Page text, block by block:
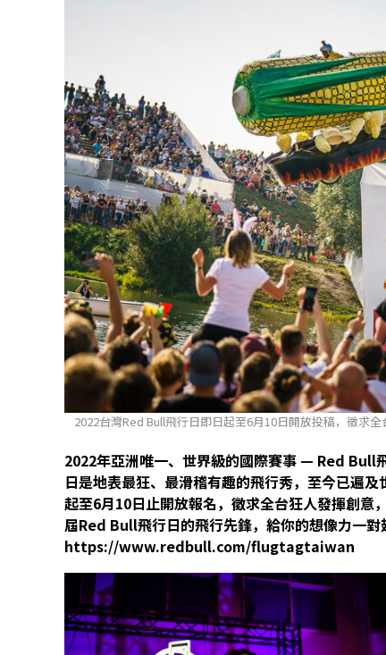
2022台灣Red Bull飛行日即日起至6月10日開放投稿，徵求
2022年亞洲唯一、世界級的國際賽事 — Red Bull
日是地表最狂、最滑稽有趣的飛行秀，至今已遍
起至6月10日止開放報名，徵求全台狂人發揮創意
屆Red Bull飛行日的飛行先鋒，給你的想像力一對
https://www.redbull.com/flugtagtaiwan